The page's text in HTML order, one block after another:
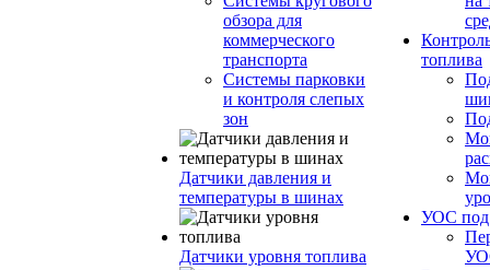
обзора для
коммерческого
транспорта
Системы парковки
и контроля слепых
зон
Датчики давления и
температуры в шинах
Датчики уровня топлива
топлива
УОС